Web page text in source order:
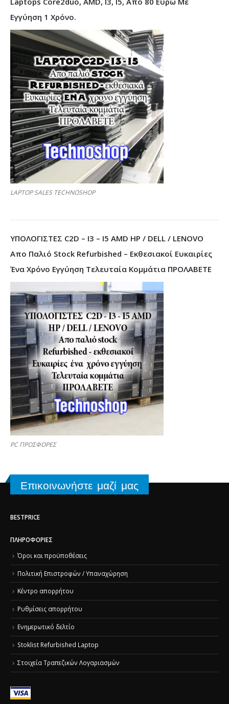
Εγγύηση 1 Χρόνο.
LAPTOP SALES TECHNOSHOP
ΥΠΟΛΟΓΙΣΤΕΣ C2D – I3 – I5 AMD HP / DELL / LENOVO
Απο Παλιό Stock Refurbished – Εκθεσιακοί Ευκαιρίες
Ένα Χρόνο Εγγύηση Τελευταία Κομμάτια ΠΡΟΛΑΒΕΤΕ
PC ΠΡΟΣΦΟΡΕΣ
Επικοινωνήστε μαζί μας
BESTPRICE
ΠΛΗΡΟΦΟΡΊΕΣ
Όροι και προϋποθέσεις
Πολιτική Επιστροφών / Υπαναχώρηση
Κέντρο απορρήτου
Ρυθμίσεις απορρήτου
Ενημερωτικό δελτίο
Stoklist Refurbished Laptop
Στοιχεία Τραπεζικών Λογαριασμών